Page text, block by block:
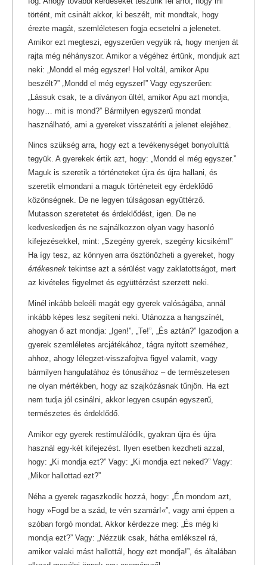
történt, mit csinált akkor, ki beszélt, mit mondtak, hogy
érezte magát, szemléletesen fogja ecsetelni a jelenetet.
Amikor ezt megteszi, egyszerűen vegyük rá, hogy menjen át
rajta még néhányszor. Amikor a végéhez értünk, mondjuk azt
neki: „Mondd el még egyszer! Hol voltál, amikor Apu
beszélt?” „Mondd el még egyszer!” Vagy egyszerűen:
„Lássuk csak, te a díványon ültél, amikor Apu azt mondja,
hogy… mit is mond?” Bármilyen egyszerű mondat
használható, ami a gyereket visszatéríti a jelenet elejéhez.
Nincs szükség arra, hogy ezt a tevékenységet bonyolulttá
tegyük. A gyerekek értik azt, hogy: „Mondd el még egyszer.”
Maguk is szeretik a történeteket újra és újra hallani, és
szeretik elmondani a maguk történeteit egy érdeklődő
közönségnek. De ne legyen túlságosan együttérző.
Mutasson szeretetet és érdeklődést, igen. De ne
kedveskedjen és ne sajnálkozzon olyan vagy hasonló
kifejezésekkel, mint: „Szegény gyerek, szegény kicsikém!”
Ha így tesz, az könnyen arra ösztönözheti a gyereket, hogy
értékesnek tekintse azt a sérülést vagy zaklatottságot, mert
az kivételes figyelmet és együttérzést szerzett neki.
Minél inkább beleéli magát egy gyerek valóságába, annál
inkább képes lesz segíteni neki. Utánozza a hangszínét,
ahogyan ő azt mondja: „Igen!”, „Te!”, „És aztán?” Igazodjon a
gyerek szemléletes arcjátékához, tágra nyitott szeméhez,
ahhoz, ahogy lélegzet-visszafojtva figyel valamit, vagy
bármilyen hangulatához és tónusához – de természetesen
ne olyan mértékben, hogy az szajkózásnak tűnjön. Ha ezt
nem tudja jól csinálni, akkor legyen csupán egyszerű,
természetes és érdeklődő.
Amikor egy gyerek restimulálódik, gyakran újra és újra
használ egy-két kifejezést. Ilyen esetben kezdheti azzal,
hogy: „Ki mondja ezt?” Vagy: „Ki mondja ezt neked?” Vagy:
„Mikor hallottad ezt?”
Néha a gyerek ragaszkodik hozzá, hogy: „Én mondom azt,
hogy »Fogd be a szád, te vén szamár!«”, vagy ami éppen a
szóban forgó mondat. Akkor kérdezze meg: „És még ki
mondja ezt?” Vagy: „Nézzük csak, hátha emlékszel rá,
amikor valaki mást hallottál, hogy ezt mondja!”, és általában